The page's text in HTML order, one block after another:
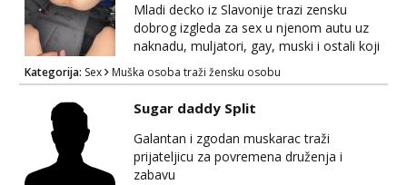
Mladi decko iz Slavonije trazi zensku
dobrog izgleda za sex u njenom autu uz
naknadu, muljatori, gay, muski i ostali koji
misle trosit vrijeme na pisanje mogu
zaobic oglas, ako si slavonije i
zainteresirana da te punim negdje u mraku
u tvom autu javi se na whatsapp porukom
098 199 1895.
Kategorija: Sex Muška osoba traži žensku osobu
Sugar daddy Split
Galantan i zgodan muskarac traži
prijateljicu za povremena druženja i
zabavu